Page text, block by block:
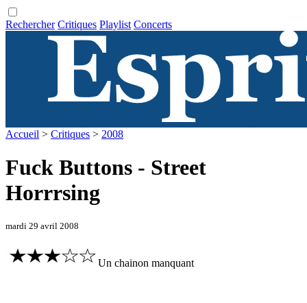
Rechercher Critiques Playlist Concerts
Accueil > Critiques > 2008
Fuck Buttons - Street
Horrrsing
mardi 29 avril 2008
Un chainon manquant